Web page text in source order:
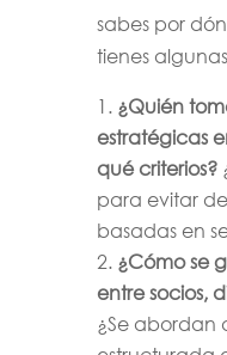
sabes por
tienes
¿Quién
estratégicas
qué criterios?
para evitar
basadas en
¿Cómo se
entre socios,
¿Se abordan